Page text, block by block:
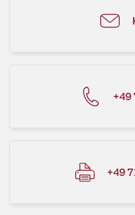
+49
+49